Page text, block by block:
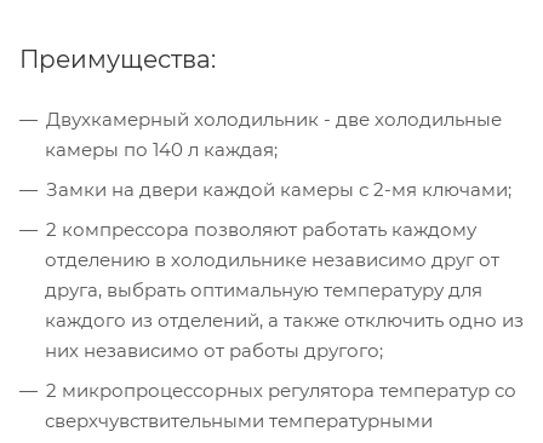
Преимущества:
Двухкамерный холодильник - две холодильные
камеры по 140 л каждая;
Замки на двери каждой камеры с 2-мя ключами;
2 компрессора позволяют работать каждому
отделению в холодильнике независимо друг от
друга, выбрать оптимальную температуру для
каждого из отделений, а также отключить одно из
них независимо от работы другого;
2 микропроцессорных регулятора температур со
сверхчувствительными температурными